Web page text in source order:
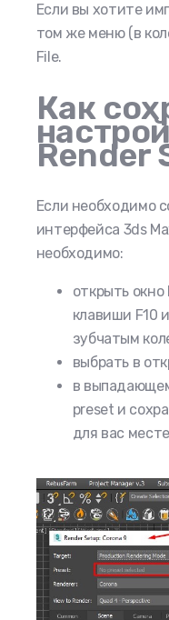
Если вы хотите
том же меню (в
File.
Как
Render
Если необходимо
интерфейса 3ds
необходимо:
открыть
клавиши F10
зубчатым
выбрать в
в
preset и
для вас